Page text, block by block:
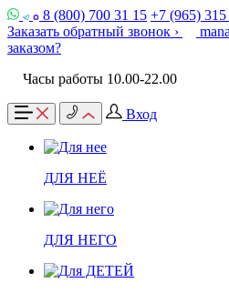
8 (800) 700 31 15 +7 (965)
Заказать обратный звонок ›
заказом?
Часы работы 10.00-22.00
Вход
ДЛЯ НЕЁ
ДЛЯ НЕГО